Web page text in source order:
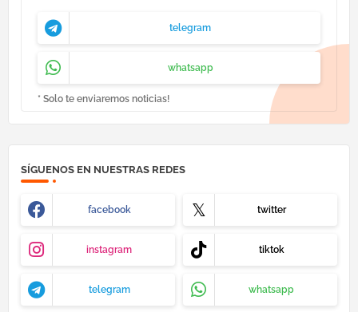
telegram
whatsapp
* Solo te enviaremos noticias!
SÍGUENOS EN NUESTRAS REDES
facebook twitter
instagram tiktok
telegram whatsapp